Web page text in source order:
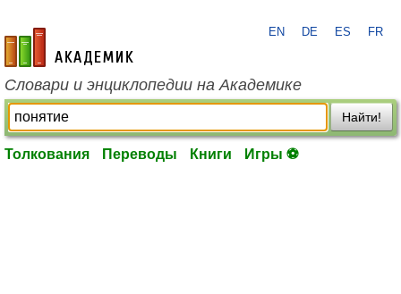
academic.ru
EN DE ES FR
Словари и энциклопедии на Академике
Найти!
Толкования Переводы Книги Игры ⚽